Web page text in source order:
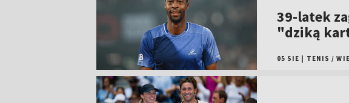
39-latek
"dziką
05 SIE TENIS /